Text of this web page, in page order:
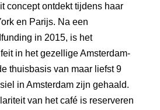
concept ontdekt tijdens haar
en Parijs. Na een
in 2015, is het
in het gezellige Amsterdam-
thuisbasis van maar liefst 9
in Amsterdam zijn gehaald.
van het café is reserveren